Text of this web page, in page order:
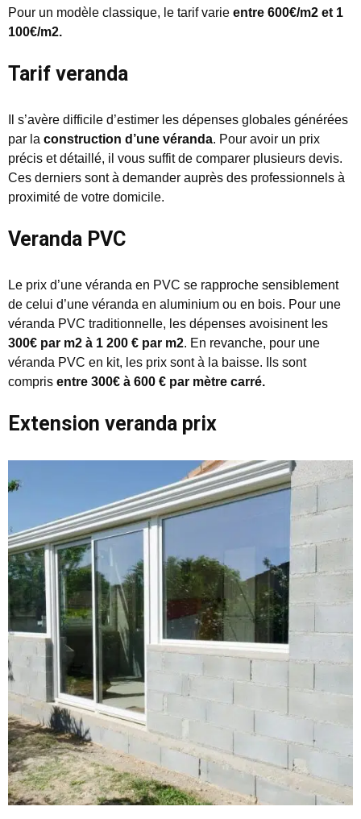
Pour un modèle classique, le tarif varie entre 600€/m2 et 1
100€/m2.
Tarif veranda
Il s’avère difficile d’estimer les dépenses globales générées
par la construction d’une véranda. Pour avoir un prix
précis et détaillé, il vous suffit de comparer plusieurs devis.
Ces derniers sont à demander auprès des professionnels à
proximité de votre domicile.
Veranda PVC
Le prix d’une véranda en PVC se rapproche sensiblement
de celui d’une véranda en aluminium ou en bois. Pour une
véranda PVC traditionnelle, les dépenses avoisinent les
300€ par m2 à 1 200 € par m2. En revanche, pour une
véranda PVC en kit, les prix sont à la baisse. Ils sont
compris entre 300€ à 600 € par mètre carré.
Extension veranda prix